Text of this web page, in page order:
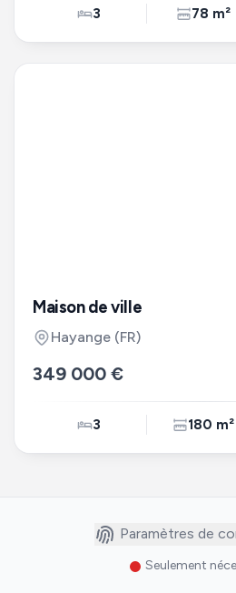
3 78 m²
Maison de ville
Hayange (FR)
349 000 €
3 180 m²
Paramètres de
Seulement